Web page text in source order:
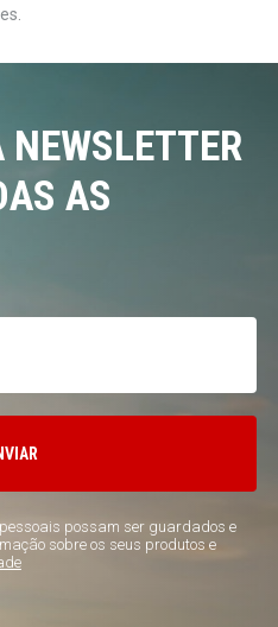
AS
possam ser guardados e
sobre os seus produtos e